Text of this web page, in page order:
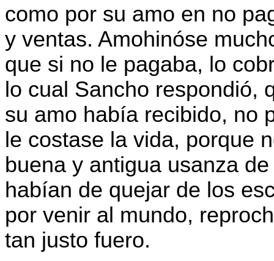
como por su amo en no
y ventas. Amohinóse
que si no le pagaba, lo
lo cual Sancho respondió,
su amo había recibido, no
le costase la vida, porque
buena y antigua usanza
habían de quejar de los
por venir al mundo,
tan justo fuero.